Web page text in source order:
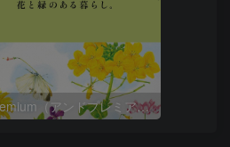
＆Premium（アンドプレミアム）2026年6月号